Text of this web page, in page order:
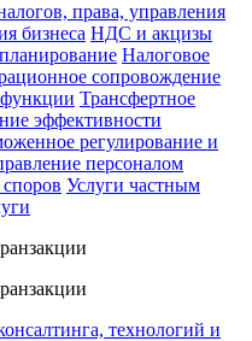
права, управления
бизнеса НДС и акцизы
Налоговое
сопровождение
функции Трансфертное
эффективности
регулирование и
персоналом
Услуги частным
технологий и